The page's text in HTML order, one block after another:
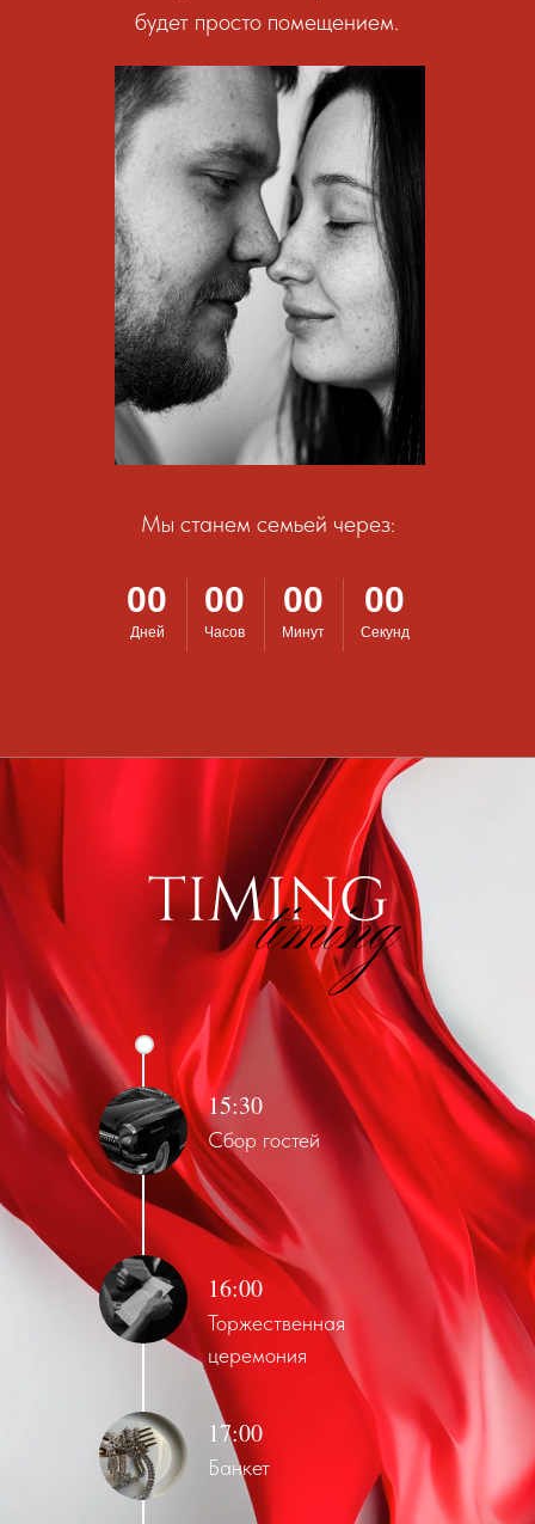
будет просто помещением.
Мы станем семьей через:
00
Дней
00
Часов
00
Минут
00
Секунд
Торжественная
церемония
Банкет
Сбор гостей
15:30
17:00
16:00